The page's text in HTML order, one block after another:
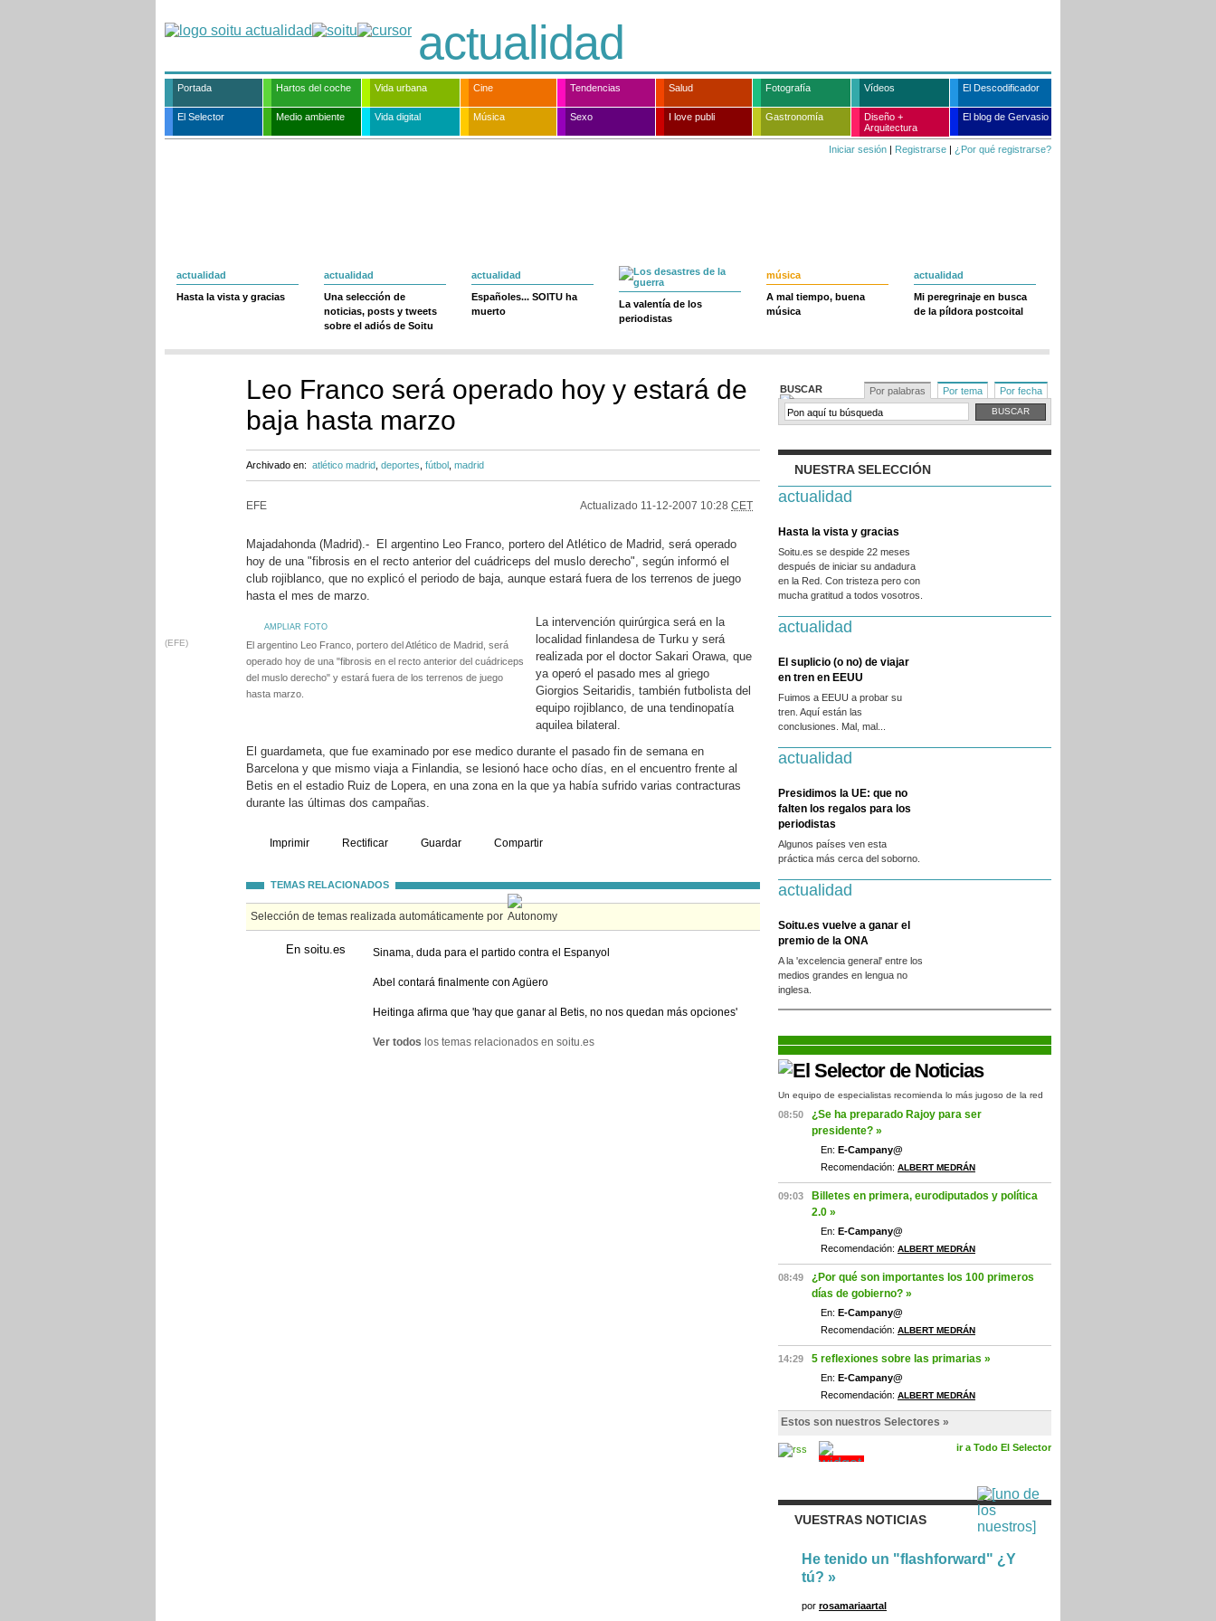
actualidad
Portada Hartos del coche Vida urbana Cine Tendencias Salud Fotografía Vídeos El Descodificador
El Selector Medio ambiente Vida digital Música Sexo I love publi Gastronomía
Diseño +
Arquitectura
El blog de Gervasio
Iniciar sesión | Registrarse | ¿Por qué registrarse?
actualidad
Hasta la vista y gracias
actualidad
Una selección de
noticias, posts y tweets
sobre el adiós de Soitu
actualidad
Españoles... SOITU ha
muerto
La valentía de los
periodistas
música
A mal tiempo, buena
música
actualidad
Mi peregrinaje en busca
de la píldora postcoital
Leo Franco será operado hoy y estará de
baja hasta marzo
Archivado en: atlético madrid deportes fútbol madrid
EFE Actualizado 11-12-2007 10:28 CET
Majadahonda (Madrid).- El argentino Leo Franco, portero del Atlético de Madrid, será operado
hoy de una "fibrosis en el recto anterior del cuádriceps del muslo derecho", según informó el
club rojiblanco, que no explicó el periodo de baja, aunque estará fuera de los terrenos de juego
hasta el mes de marzo.
AMPLIAR FOTO
(EFE)
El argentino Leo Franco, portero del Atlético de Madrid, será
operado hoy de una "fibrosis en el recto anterior del cuádriceps
del muslo derecho" y estará fuera de los terrenos de juego
hasta marzo.
La intervención quirúrgica será en la
localidad finlandesa de Turku y será
realizada por el doctor Sakari Orawa, que
ya operó el pasado mes al griego
Giorgios Seitaridis, también futbolista del
equipo rojiblanco, de una tendinopatía
aquilea bilateral.
El guardameta, que fue examinado por ese medico durante el pasado fin de semana en
Barcelona y que mismo viaja a Finlandia, se lesionó hace ocho días, en el encuentro frente al
Betis en el estadio Ruiz de Lopera, en una zona en la que ya había sufrido varias contracturas
durante las últimas dos campañas.
Imprimir Rectificar Guardar Compartir
TEMAS RELACIONADOS
Selección de temas realizada automáticamente por
En soitu.es Sinama, duda para el partido contra el Espanyol
Abel contará finalmente con Agüero
Heitinga afirma que 'hay que ganar al Betis, no nos quedan más opciones'
Ver todos los temas relacionados en soitu.es
BUSCAR Por palabras Por tema Por fecha
NUESTRA SELECCIÓN
actualidad
Hasta la vista y gracias
Soitu.es se despide 22 meses
después de iniciar su andadura
en la Red. Con tristeza pero con
mucha gratitud a todos vosotros.
actualidad
El suplicio (o no) de viajar
en tren en EEUU
Fuimos a EEUU a probar su
tren. Aquí están las
conclusiones. Mal, mal...
actualidad
Presidimos la UE: que no
falten los regalos para los
periodistas
Algunos países ven esta
práctica más cerca del soborno.
actualidad
Soitu.es vuelve a ganar el
premio de la ONA
A la 'excelencia general' entre los
medios grandes en lengua no
inglesa.
Un equipo de especialistas recomienda lo más jugoso de la red
08:50
¿Se ha preparado Rajoy para ser
presidente? »
En: E-Campany@
Recomendación: ALBERT MEDRÁN
09:03
Billetes en primera, eurodiputados y política
2.0 »
En: E-Campany@
Recomendación: ALBERT MEDRÁN
08:49
¿Por qué son importantes los 100 primeros
días de gobierno? »
En: E-Campany@
Recomendación: ALBERT MEDRÁN
14:29 5 reflexiones sobre las primarias »
En: E-Campany@
Recomendación: ALBERT MEDRÁN
Estos son nuestros Selectores »
ir a Todo El Selector
VUESTRAS NOTICIAS
He tenido un "flashforward" ¿Y
tú? »
por rosamariaartal